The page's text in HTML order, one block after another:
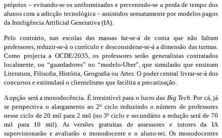
próprios – evitando-se os uniformizados e prevenindo-se a perda de tempo dos
alunos com a adicção tecnológica – assistidos sensatamente por modelos pagos
da Inteligência Artificial Generativa (IA).
Pelo contrário, nas escolas das massas far-se-á de conta que não faltam
professores, reduzir-se-á o currículo e desconsiderar-se-á a dimensão das turmas.
Como projecta a OCDE/2035, os professores serão generalistas contratados
localmente, ou “guardadores” no “modelo-Uber”, que simularão que ensinam
Literatura, Filisofia, História, Geografia ou Artes. O poder central livrar-se-á dos
concursos e estimulará o clientelismo que facilita a precarização.
A opção será a monodocência. É irresistível para o lucro das Big Tech. Por cá, já
se perspectiva o alargamento ao 2º ciclo reduzindo o número de professores
nesse ciclo de 20 mil para 2 mil (no 3º ciclo e secundário a redução será de 70
mil para 10 mil). As versões gratuitas deassessores e tutores da IA
supervisionarão e avaliarão o monodocente e o aluno-rei. Os monodocentes